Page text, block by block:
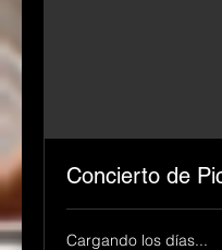
Concierto de
Cargando los días...